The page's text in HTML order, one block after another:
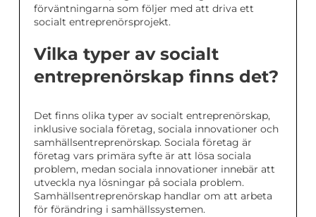
förväntningarna som följer med att driva ett
socialt entreprenörsprojekt.
Vilka typer av socialt
entreprenörskap finns det?
Det finns olika typer av socialt entreprenörskap,
inklusive sociala företag, sociala innovationer och
samhällsentreprenörskap. Sociala företag är
företag vars primära syfte är att lösa sociala
problem, medan sociala innovationer innebär att
utveckla nya lösningar på sociala problem.
Samhällsentreprenörskap handlar om att arbeta
för förändring i samhällssystemen.